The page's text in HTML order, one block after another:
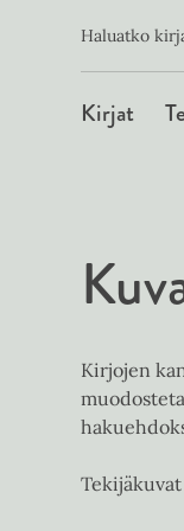
Haluatko
Kirjat
Kirjojen